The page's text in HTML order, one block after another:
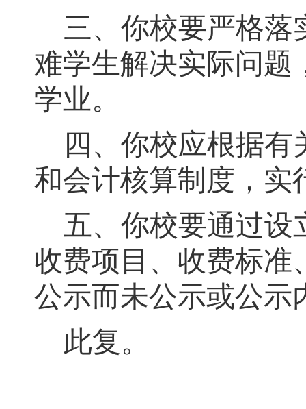
三、你校要严格落
难学生解决实际问题
学业。
四、你校应根据
和会计核算制度，实
五、你校要通过设
收费项目、收费标准
公示而未公示或公示
此复。